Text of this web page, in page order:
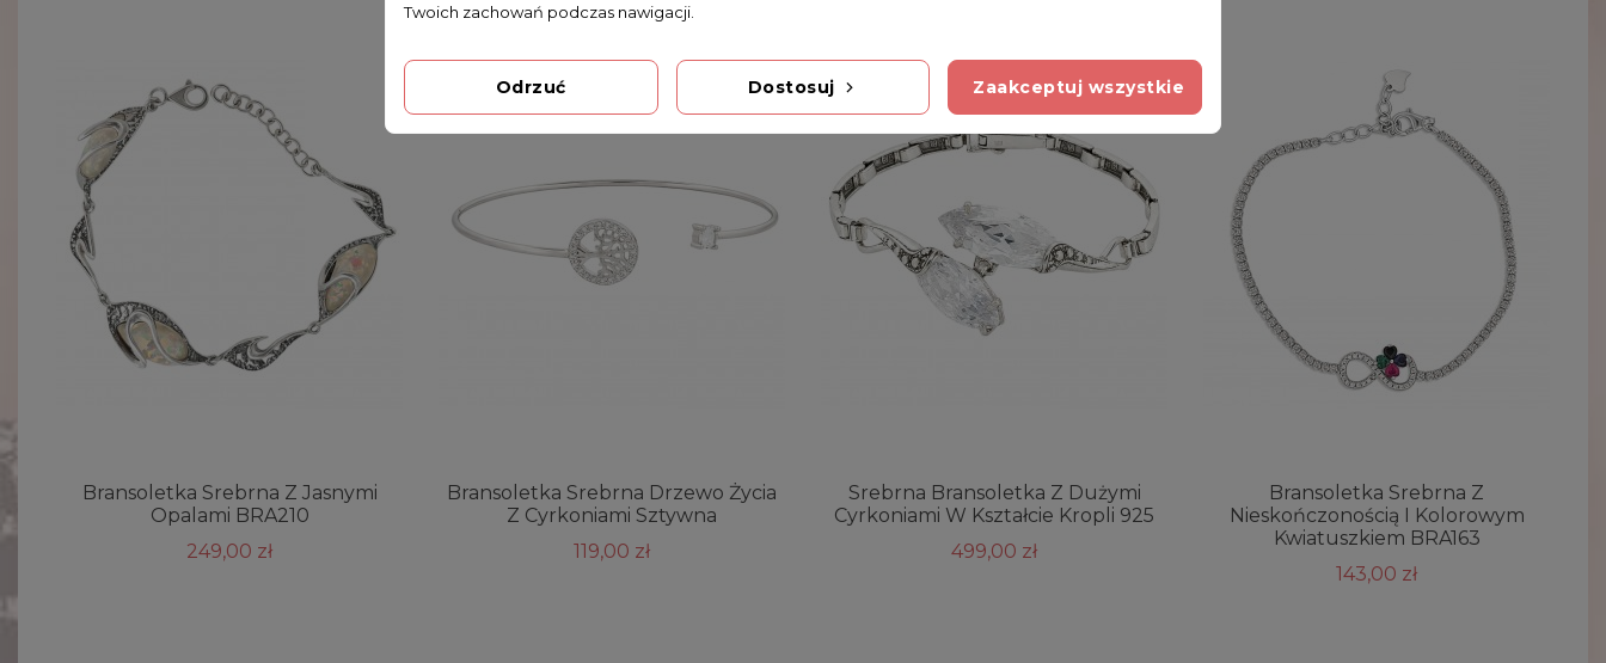
Bransoletka Srebrna Z Jasnymi
Opalami BRA210
249,00 zł
Bransoletka Srebrna Drzewo Życia
Z Cyrkoniami Sztywna
119,00 zł
Srebrna Bransoletka Z Dużymi
Cyrkoniami W Kształcie Kropli 925
499,00 zł
Bransoletka Srebrna Z
Nieskończonością I Kolorowym
Kwiatuszkiem BRA163
143,00 zł
Twoich zachowań podczas nawigacji.
Odrzuć Dostosuj Zaakceptuj wszystkie